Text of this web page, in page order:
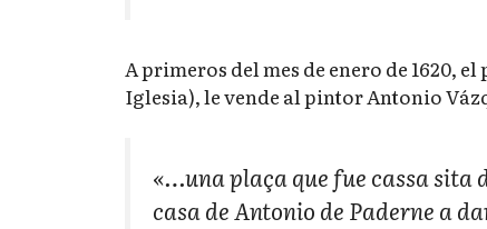
A primeros del mes de enero de 1620,
Iglesia), le vende al pintor Antonio
«…una plaça que fue cassa sita
casa de Antonio de Paderne a